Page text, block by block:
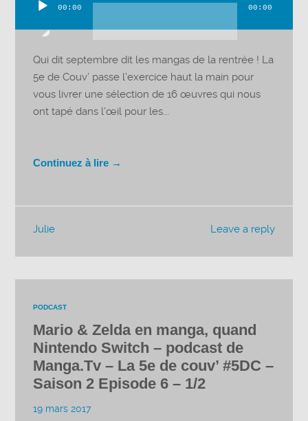
audio
00:00 00:00
Qui dit septembre dit les mangas de la rentrée ! La
5e de Couv’ passe l’exercice haut la main pour
vous livrer une sélection de 16 œuvres qui nous
ont tapé dans l’œil pour les...
Continuez à lire →
Leave a reply
Julie
PODCAST
Mario & Zelda en manga, quand
Nintendo Switch – podcast de
Manga.Tv – La 5e de couv’ #5DC –
Saison 2 Episode 6 – 1/2
19 mars 2017